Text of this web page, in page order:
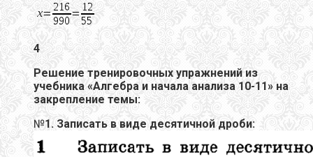
4
Решение тренировочных упражнений из
учебника «Алгебра и начала анализа 10-11» на
закрепление темы:
№1. Записать в виде десятичной дроби: